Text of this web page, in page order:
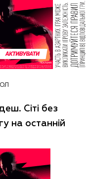
Сіті без
на останній